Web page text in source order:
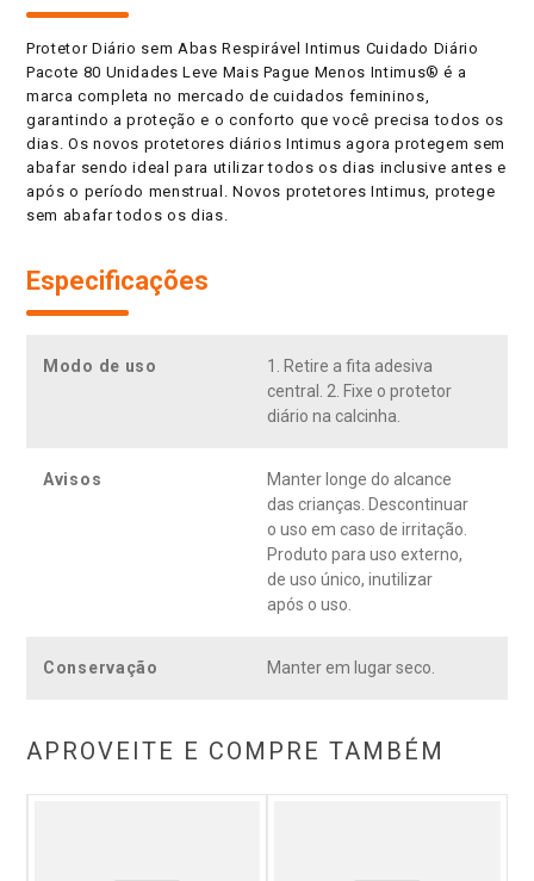
Protetor Diário sem Abas Respirável Intimus Cuidado Diário
Pacote 80 Unidades Leve Mais Pague Menos Intimus® é a
marca completa no mercado de cuidados femininos,
garantindo a proteção e o conforto que você precisa todos os
dias. Os novos protetores diários Intimus agora protegem sem
abafar sendo ideal para utilizar todos os dias inclusive antes e
após o período menstrual. Novos protetores Intimus, protege
sem abafar todos os dias.
Especificações
Modo de uso
1. Retire a fita adesiva
central. 2. Fixe o protetor
diário na calcinha.
Avisos
Manter longe do alcance
das crianças. Descontinuar
o uso em caso de irritação.
Produto para uso externo,
de uso único, inutilizar
após o uso.
Conservação Manter em lugar seco.
APROVEITE E COMPRE TAMBÉM